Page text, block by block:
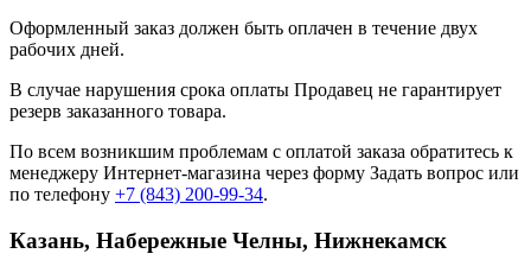
Оформленный заказ должен быть оплачен в течение двух
рабочих дней.
В случае нарушения срока оплаты Продавец не гарантирует
резерв заказанного товара.
По всем возникшим проблемам с оплатой заказа обратитесь к
менеджеру Интернет-магазина через форму Задать вопрос или
по телефону +7 (843) 200-99-34.
Казань, Набережные Челны, Нижнекамск